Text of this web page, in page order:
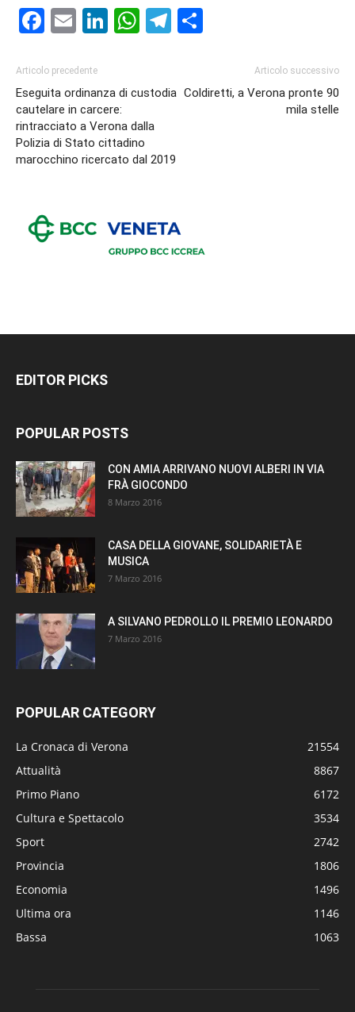
Facebook
EmailLinkedIn
WhatsApp
Telegram
Articolo precedente
Eseguita ordinanza di custodia
cautelare in carcere:
rintracciato a Verona dalla
Polizia di Stato cittadino
marocchino ricercato dal 2019
Articolo successivo
Coldiretti, a Verona pronte 90
mila stelle
EDITOR PICKS
POPULAR POSTS
CON AMIA ARRIVANO NUOVI ALBERI IN VIA
FRÀ GIOCONDO
8 Marzo 2016
CASA DELLA GIOVANE, SOLIDARIETÀ E
MUSICA
7 Marzo 2016
A SILVANO PEDROLLO IL PREMIO LEONARDO
7 Marzo 2016
POPULAR CATEGORY
La Cronaca di Verona
21554
Attualità
8867
Primo Piano
6172
Cultura e Spettacolo
3534
Sport
2742
Provincia
1806
Economia
1496
Ultima ora
1146
Bassa
1063